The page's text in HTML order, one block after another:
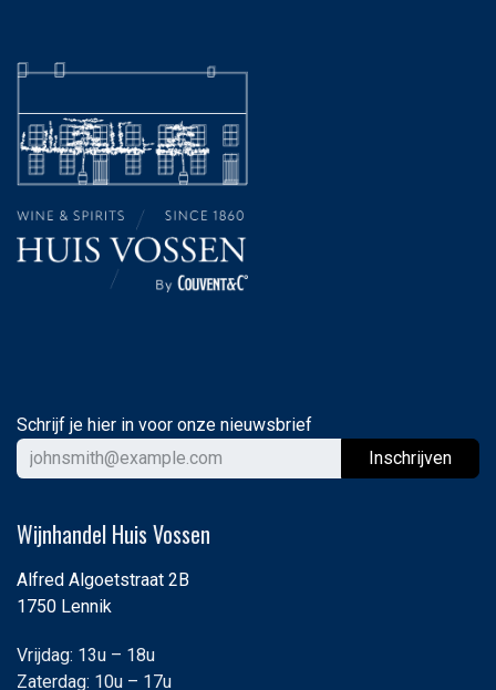
Schrijf je hier in voor onze nieuwsbrief
Inschrijven
Wijnhandel Huis Vossen
Alfred Algoetstraat 2B
1750 Lennik
Vrijdag: 13u – 18u
Zaterdag: 10u – 17u